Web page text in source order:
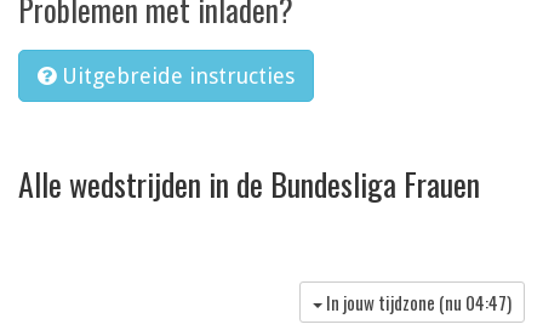
Problemen met inladen?
Uitgebreide instructies
Alle wedstrijden in de Bundesliga Frauen
In jouw tijdzone (nu 04:47)